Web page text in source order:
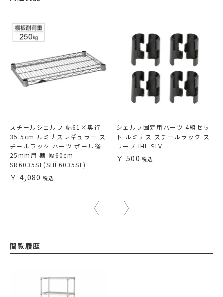
スチールシェルフ 幅61×奥行
35.5cm ルミナスレギュラー ス
チールラック パーツ ポール径
25mm用 棚 幅60cm
SR6035SL(SHL6035SL)
4,080
シェルフ固定用パーツ 4組セッ
ト ルミナス スチールラック ス
リーブ IHL-SLV
500
閲覧履歴